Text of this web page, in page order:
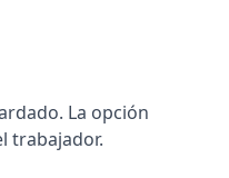
La opción
trabajador.